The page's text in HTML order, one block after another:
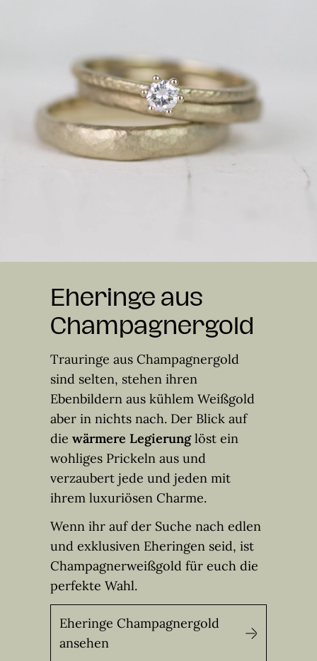
Eheringe aus
Champagnergold
Trauringe aus Champagnergold
sind selten, stehen ihren
Ebenbildern aus kühlem Weißgold
aber in nichts nach. Der Blick auf
die wärmere Legierunglöst ein
wohliges Prickeln aus und
verzaubert jede und jeden mit
ihrem luxuriösen Charme.
Wenn ihr auf der Suche nach edlen
und exklusiven Eheringen seid, ist
Champagnerweißgold für euch die
perfekte Wahl.
Eheringe Champagnergold
ansehen